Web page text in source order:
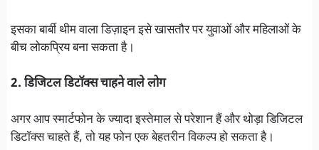
इसका बार्बी थीम वाला डिज़ाइन इसे खासतौर पर युवाओं और महिलाओं के
बीच लोकप्रिय बना सकता है।
2. डिजिटल डिटॉक्स चाहने वाले लोग
अगर आप स्मार्टफोन के ज्यादा इस्तेमाल से परेशान हैं और थोड़ा डिजिटल
डिटॉक्स चाहते हैं, तो यह फोन एक बेहतरीन विकल्प हो सकता है।